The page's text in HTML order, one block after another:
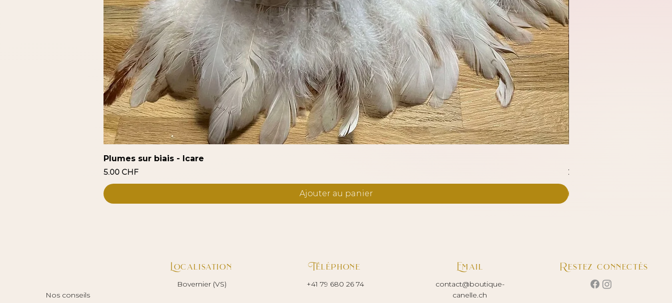
Plumes sur biais - Icare
Prix
5.00 CHF
Ajouter au panier
Prix
2.25 CHF
Nos conseils
Localisation
Bovernier (VS)
Téléphone
+41 79 680 26 74
Email
contact@boutique-
canelle.ch
Restez connectés